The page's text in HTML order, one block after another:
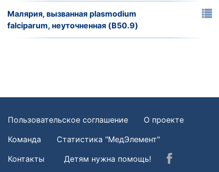
Малярия, вызванная plasmodium
falciparum, неуточненная (B50.9)
Пользовательское соглашение
О проекте
Команда
Статистика "МедЭлемент"
Контакты
Детям нужна помощь!